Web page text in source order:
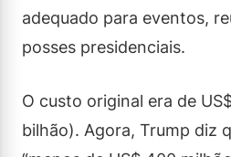
adequado para eventos,
posses presidenciais.
O custo original era de
bilhão). Agora, Trump diz